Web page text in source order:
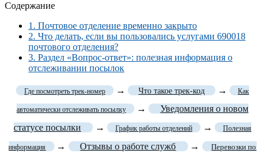
Содержание
1. Почтовое отделение временно закрыто
2. Что делать, если вы пользовались услугами 690018
почтового отделения?
3. Раздел «Вопрос-ответ»: полезная информация о
отслеживании посылок
Где посмотреть трек-номер → Что такое трек-код → Как
автоматически отслеживать посылку →
Уведомления о новом
статусе посылки
→ График работы отделений → Полезная
информация → Отзывы о работе служб →
Перевозки по